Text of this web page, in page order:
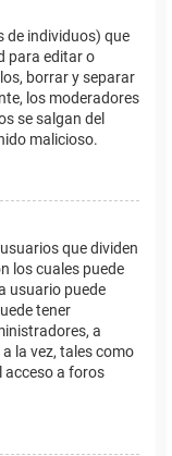
de individuos) que
para editar o
borrar y separar
los moderadores
se salgan del
malicioso.
que dividen
los cuales puede
usuario puede
tener
a
la vez, tales como
acceso a foros